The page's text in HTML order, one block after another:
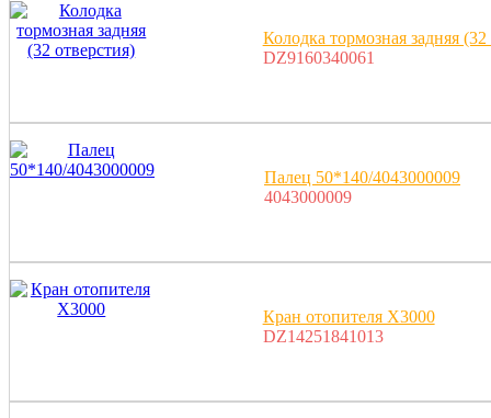
Колодка тормозная задняя (32
DZ9160340061
Палец 50*140/4043000009
4043000009
Кран отопителя X3000
DZ14251841013